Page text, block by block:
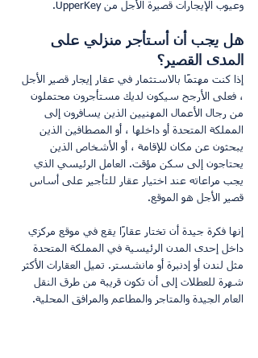
وعيوب الإيجارات قصيرة الأجل من UpperKey.
هل يجب أن أستأجر منزلي على
المدى القصير؟
إذا كنت مهتمًا بالاستثمار في عقار إيجار قصير الأجل
، فعلى الأرجح سيكون لديك مستأجرون محتملون
من رجال الأعمال المهنيين الذين يسافرون إلى
المملكة المتحدة أو داخلها ، أو المصطافين الذين
يبحثون عن مكان للإقامة ، أو الأشخاص الذين
يحتاجون إلى سكن مؤقت. العامل الرئيسي الذي
يجب مراعاته عند اختيار عقار للتأجير على أساس
قصير الأجل هو الموقع.
إنها فكرة جيدة أن تختار عقارًا يقع في موقع مركزي
داخل إحدى المدن الرئيسية في المملكة المتحدة
مثل لندن أو إدنبرة أو مانشستر. تميل العقارات الأكثر
شهرة للعطلات إلى أن تكون قريبة من طرق النقل
العام الجيدة والمتاجر والمطاعم والمرافق المحلية.